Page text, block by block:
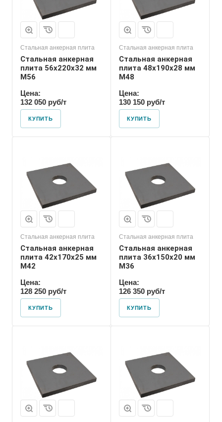
Стальная анкерная плита
Стальная анкерная
плита 56х220х32 мм
М56
Цена:
132 050 руб/т
КУПИТЬ
М48
Стальная анкерная плита
Стальная анкерная
плита 48х190х28 мм
М48
Цена:
130 150 руб/т
КУПИТЬ
Стальная анкерная плита
Стальная анкерная
плита 42х170х25 мм
М42
Цена:
128 250 руб/т
КУПИТЬ
М36
Размер резьбы
М36
Стальная анкерная плита
Стальная анкерная
плита 36х150х20 мм
М36
Цена:
126 350 руб/т
КУПИТЬ
М24
Размер резьбы
М24